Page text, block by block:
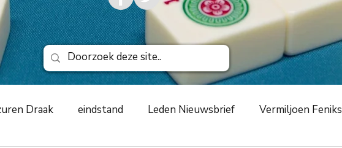
Draak eindstand Leden Nieuwsbrief Vermiljoen Feniks